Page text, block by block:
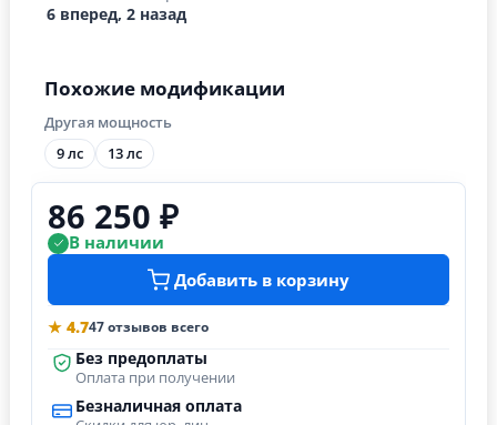
Похожие модификации
Другая мощность
9 лс 13 лс
6 вперед, 2 назад
86 250 ₽
В наличии
Добавить в корзину
★ 4.747 отзывов всего
Без предоплаты
Оплата при получении
Безналичная оплата